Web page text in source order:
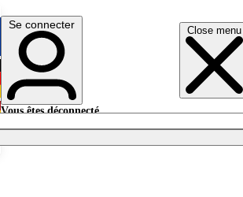
Close menu
English
Deutsch
Se connecter
Vous êtes déconnecté.